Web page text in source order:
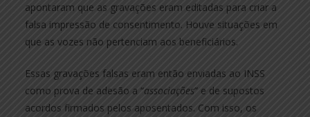
apontaram que as gravações eram editadas para criar a
falsa impressão de consentimento. Houve situações em
que as vozes não pertenciam aos beneficiários.
Essas gravações falsas eram então enviadas ao INSS
como prova de adesão a “associações” e de supostos
acordos firmados pelos aposentados. Com isso, os